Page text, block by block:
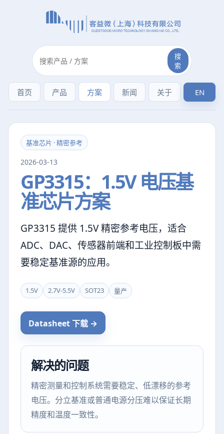
搜
索
首页 产品 方案 新闻 关于 EN
基准芯片 · 精密参考
2026-03-13
GP3315：1.5V 电压基
准芯片方案
GP3315 提供 1.5V 精密参考电压，适合
ADC、DAC、传感器前端和工业控制板中需
要稳定基准源的应用。
1.5V 2.7V-5.5V SOT23 量产
Datasheet 下载 →
解决的问题
精密测量和控制系统需要稳定、低漂移的参考
电压。分立基准或普通电源分压难以保证长期
精度和温度一致性。